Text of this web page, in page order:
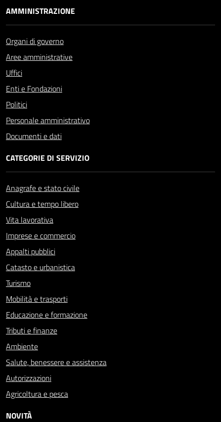
AMMINISTRAZIONE
Organi di governo
Aree amministrative
Uffici
Enti e Fondazioni
Politici
Personale amministrativo
Documenti e dati
CATEGORIE DI SERVIZIO
Anagrafe e stato civile
Cultura e tempo libero
Vita lavorativa
Imprese e commercio
Appalti pubblici
Catasto e urbanistica
Turismo
Mobilità e trasporti
Educazione e formazione
Tributi e finanze
Ambiente
Salute, benessere e assistenza
Autorizzazioni
Agricoltura e pesca
NOVITÀ